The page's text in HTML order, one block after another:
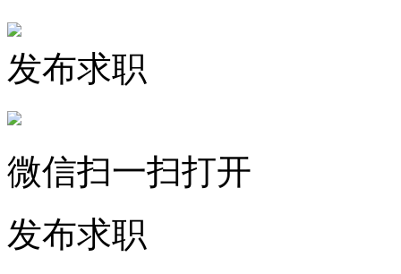
发布求职
微信扫一扫打开
发布求职